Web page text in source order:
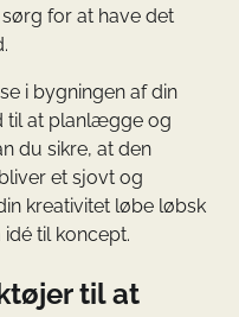
for at have det
i bygningen af din
til at planlægge og
du sikre, at den
et sjovt og
kreativitet løbe løbsk
til koncept.
til at